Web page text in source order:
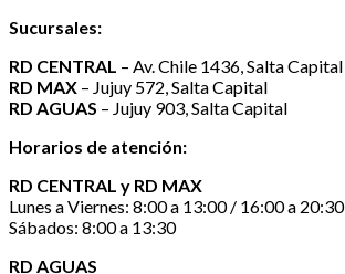
Sucursales:
RD CENTRAL – Av. Chile 1436, Salta Capital
RD MAX – Jujuy 572, Salta Capital
RD AGUAS – Jujuy 903, Salta Capital
Horarios de atención:
RD CENTRAL y RD MAX
Lunes a Viernes: 8:00 a 13:00 / 16:00 a 20:30
Sábados: 8:00 a 13:30
RD AGUAS